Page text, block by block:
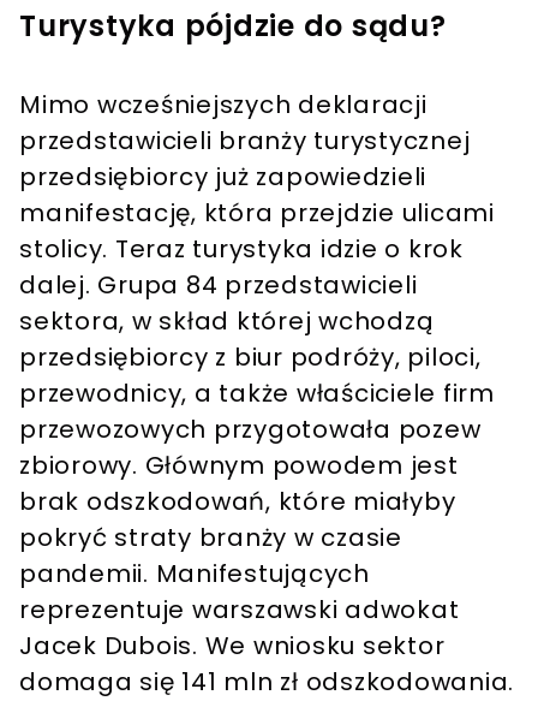
Turystyka pójdzie do sądu?
Mimo wcześniejszych deklaracji
przedstawicieli branży turystycznej
przedsiębiorcy już zapowiedzieli
manifestację, która przejdzie ulicami
stolicy. Teraz turystyka idzie o krok
dalej. Grupa 84 przedstawicieli
sektora, w skład której wchodzą
przedsiębiorcy z biur podróży, piloci,
przewodnicy, a także właściciele firm
przewozowych przygotowała pozew
zbiorowy. Głównym powodem jest
brak odszkodowań, które miałyby
pokryć straty branży w czasie
pandemii. Manifestujących
reprezentuje warszawski adwokat
Jacek Dubois. We wniosku sektor
domaga się 141 mln zł odszkodowania.